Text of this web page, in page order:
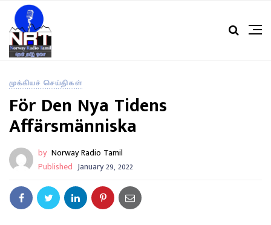
முக்கியச் செய்திகள்
För Den Nya Tidens
Affärsmänniska
by Norway Radio Tamil
Published January 29, 2022